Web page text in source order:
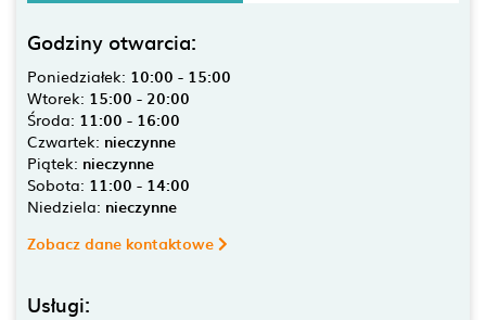
Godziny otwarcia:
Poniedziałek: 10:00 - 15:00
Wtorek: 15:00 - 20:00
Środa: 11:00 - 16:00
Czwartek: nieczynne
Piątek: nieczynne
Sobota: 11:00 - 14:00
Niedziela: nieczynne
Zobacz dane kontaktowe
Usługi: